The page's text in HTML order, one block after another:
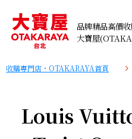
品牌精品高價
大寶屋
收購專門店・OTAKARAYA首頁
Louis